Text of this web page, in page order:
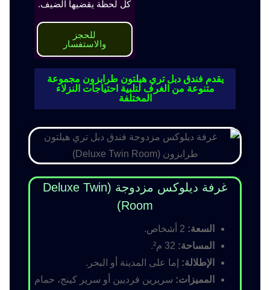
كل لحظة يقضيها الضيف.
للحجز
والاستفسار
يقدم فندق دبل تري هيلتون طرابزون مجموعة
متنوعة من الغرف لتلبية احتياجات النزلاء
المختلفة
غرفة ديلوكس مزدوجة (Deluxe Twin
Room)
السعة:
المساحة:
الإطلالة: إما على المدينة أو البحر.
المميزات: سريرين فرديين أو سرير كينج، حمام